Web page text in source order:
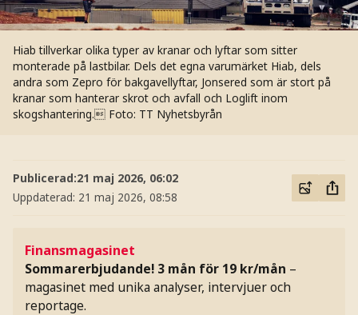
Hiab tillverkar olika typer av kranar och lyftar som sitter
monterade på lastbilar. Dels det egna varumärket Hiab, dels
andra som Zepro för bakgavellyftar, Jonsered som är stort på
kranar som hanterar skrot och avfall och Loglift inom
skogshantering. Foto: TT Nyhetsbyrån
Publicerad:21 maj 2026, 06:02
Uppdaterad: 21 maj 2026, 08:58
Finansmagasinet
Sommarerbjudande! 3 mån för 19 kr/mån –
magasinet med unika analyser, intervjuer och
reportage.